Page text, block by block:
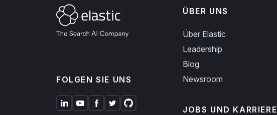
FOLGEN SIE UNS
ÜBER UNS
Über Elastic
Leadership
Blog
Newsroom
JOBS UND KARRIERE